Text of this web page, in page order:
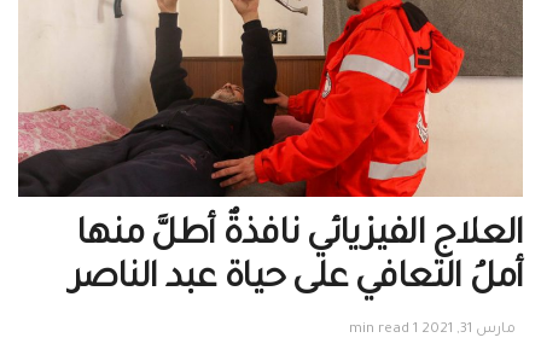
العلاج الفيزيائي نافذةٌ أطلَّ منها
أملُ التعافي على حياة عبد الناصر
مارس 31, 2021 1 min read